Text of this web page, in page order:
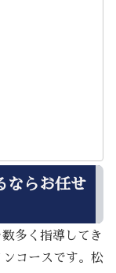
ならお任せ
多く指導してき
コースです。松